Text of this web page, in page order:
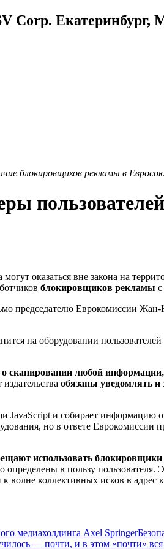
Corp.
блокировщиков рекламы в
могут оказаться вне закона на
блокировщиков рекламы
председателю Еврокомиссии
на оборудовании
сканировании любой
обязаны уведомлять и
JavaScript и собирает информацию
но в ответе Еврокомиссии
использовать
в пользу
волне коллективных исков в адрес
медиахолдинга Axel Springer
— почти, и в этом «почти» вся